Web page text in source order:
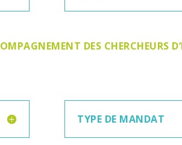
DES CHERCHEURS
TYPE DE MANDAT